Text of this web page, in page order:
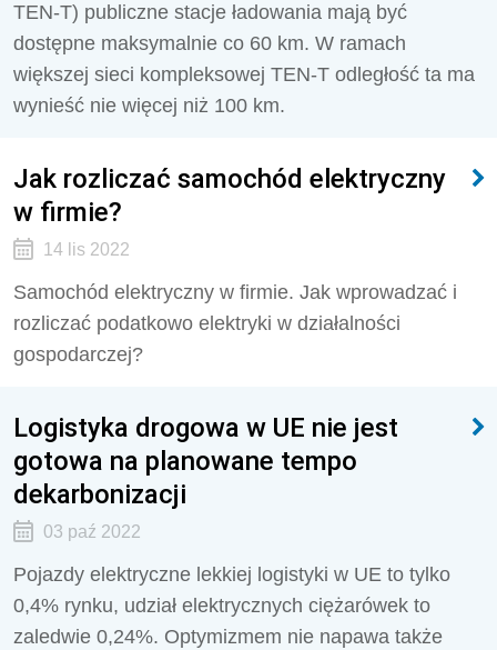
TEN-T) publiczne stacje ładowania mają być
dostępne maksymalnie co 60 km. W ramach
większej sieci kompleksowej TEN-T odległość ta ma
wynieść nie więcej niż 100 km.
Jak rozliczać samochód elektryczny
w firmie?
14 lis 2022
Samochód elektryczny w firmie. Jak wprowadzać i
rozliczać podatkowo elektryki w działalności
gospodarczej?
Logistyka drogowa w UE nie jest
gotowa na planowane tempo
dekarbonizacji
03 paź 2022
Pojazdy elektryczne lekkiej logistyki w UE to tylko
0,4% rynku, udział elektrycznych ciężarówek to
zaledwie 0,24%. Optymizmem nie napawa także